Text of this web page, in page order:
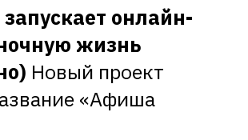
онлайн-
жизнь
Новый проект
«Афиша